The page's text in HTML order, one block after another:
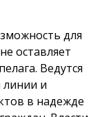
для
оставляет
Ведутся
линии и
в надежде